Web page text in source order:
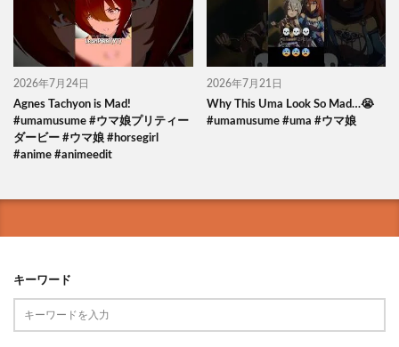
2026年7月24日
Agnes Tachyon is Mad!
#umamusume #ウマ娘プリティー
ダービー #ウマ娘 #horsegirl
#anime #animeedit
2026年7月21日
Why This Uma Look So Mad…😭
#umamusume #uma #ウマ娘
キーワード